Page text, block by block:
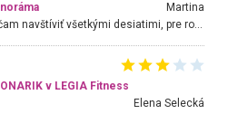
Martina
Nádherné miesto ktoré odporúčam navštíviť všetkými desiatimi, pre rodiny s deťmi, dôchodcom... Proste a jednoducho ozaj rozprávkový les.. určite ešte prídeme. Odniesli sme si na pamiatku krásne tričká,
v LEGIA Fitness
Elena Selecká